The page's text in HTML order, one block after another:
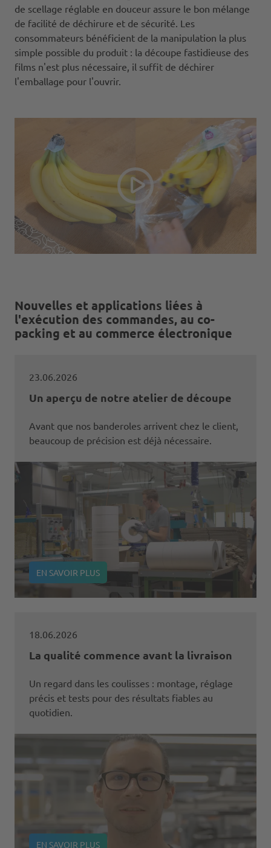
de scellage réglable en douceur assure le bon mélange
de facilité de déchirure et de sécurité. Les
consommateurs bénéficient de la manipulation la plus
simple possible du produit : la découpe fastidieuse des
films n'est plus nécessaire, il suffit de déchirer
l'emballage pour l'ouvrir.
Nouvelles et applications liées à
l'exécution des commandes, au co-
packing et au commerce électronique
23.06.2026
Un aperçu de notre atelier de découpe
Avant que nos banderoles arrivent chez le client,
beaucoup de précision est déjà nécessaire.
EN SAVOIR PLUS
18.06.2026
La qualité commence avant la livraison
Un regard dans les coulisses : montage, réglage
précis et tests pour des résultats fiables au
quotidien.
EN SAVOIR PLUS